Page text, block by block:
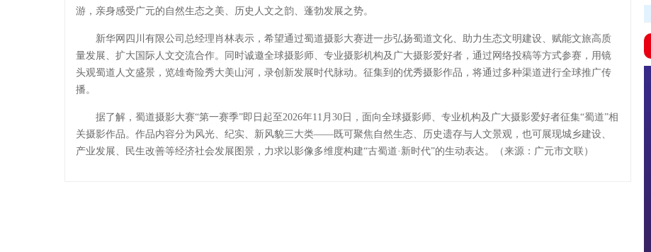
游，亲身感受广元的自然生态之美、历史人文之韵、蓬勃发展之势。
新华网四川有限公司总经理肖林表示，希望通过蜀道摄影大赛进一步弘扬蜀道文化、助力生态文明建设、赋能文旅高质
量发展、扩大国际人文交流合作。同时诚邀全球摄影师、专业摄影机构及广大摄影爱好者，通过网络投稿等方式参赛，用镜
头观蜀道人文盛景，览雄奇险秀大美山河，录创新发展时代脉动。征集到的优秀摄影作品，将通过多种渠道进行全球推广传
播。
据了解，蜀道摄影大赛“第一赛季”即日起至2026年11月30日，面向全球摄影师、专业机构及广大摄影爱好者征集“蜀道”相
关摄影作品。作品内容分为风光、纪实、新风貌三大类——既可聚焦自然生态、历史遗存与人文景观，也可展现城乡建设、
产业发展、民生改善等经济社会发展图景，力求以影像多维度构建“古蜀道·新时代”的生动表达。（来源：广元市文联）